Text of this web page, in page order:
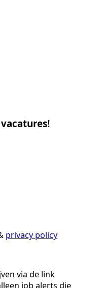
privacy policy
via de link
job alerts die